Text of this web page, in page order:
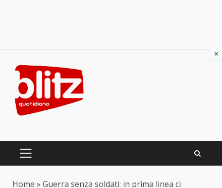
content
PRIMARY
Home » Guerra senza soldati: in prima linea ci
×